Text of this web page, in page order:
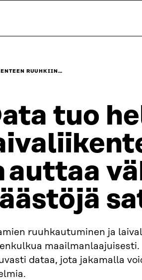
RUUHKIIN…
tuo
auttaa
ruuhkautuminen ja
dataa, jota jakamalla